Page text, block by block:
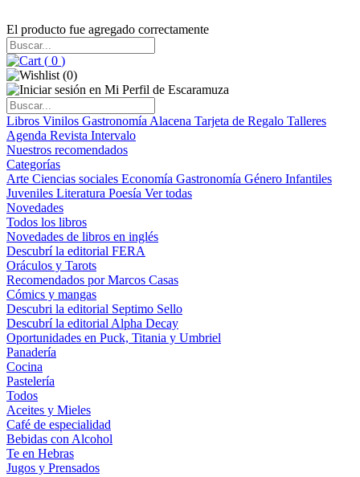
El producto fue agregado correctamente
( 0 )
(0)
Libros Vinilos Gastronomía Alacena Tarjeta de Regalo Talleres
Agenda Revista Intervalo
Nuestros recomendados
Categorías
Arte Ciencias sociales Economía Gastronomía Género Infantiles
Juveniles Literatura Poesía Ver todas
Novedades
Todos los libros
Novedades de libros en inglés
Descubrí la editorial FERA
Oráculos y Tarots
Recomendados por Marcos Casas
Cómics y mangas
Descubri la editorial Septimo Sello
Descubrí la editorial Alpha Decay
Oportunidades en Puck, Titania y Umbriel
Panadería
Cocina
Pastelería
Todos
Aceites y Mieles
Café de especialidad
Bebidas con Alcohol
Te en Hebras
Jugos y Prensados